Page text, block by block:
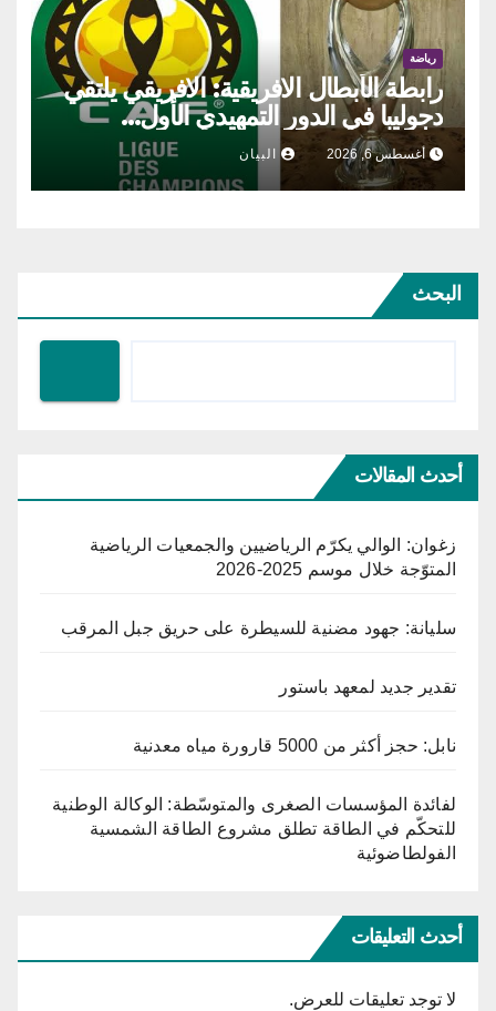
رياضة
رابطة الأبطال الافريقية: الافريقي يلتقي
دجوليبا في الدور التمهيدي الأول…
أغسطس 6, 2026 البيان
البحث
أحدث المقالات
زغوان: الوالي يكرّم الرياضيين والجمعيات الرياضية
المتوّجة خلال موسم 2025-2026
سليانة: جهود مضنية للسيطرة على حريق جبل المرقب
تقدير جديد لمعهد باستور
نابل: حجز أكثر من 5000 قارورة مياه معدنية
لفائدة المؤسسات الصغرى والمتوسّطة: الوكالة الوطنية
للتحكّم في الطاقة تطلق مشروع الطاقة الشمسية
الفولطاضوئية
أحدث التعليقات
لا توجد تعليقات للعرض.